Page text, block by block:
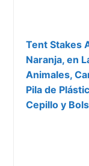
Tent Stakes
Naranja, en
Animales,
Pila de
Cepillo y